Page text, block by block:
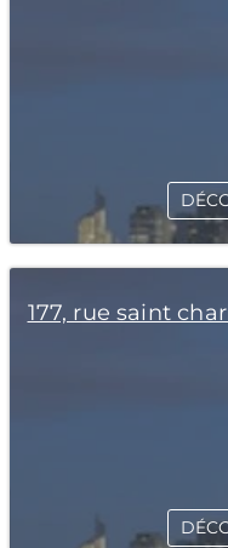
177, rue saint